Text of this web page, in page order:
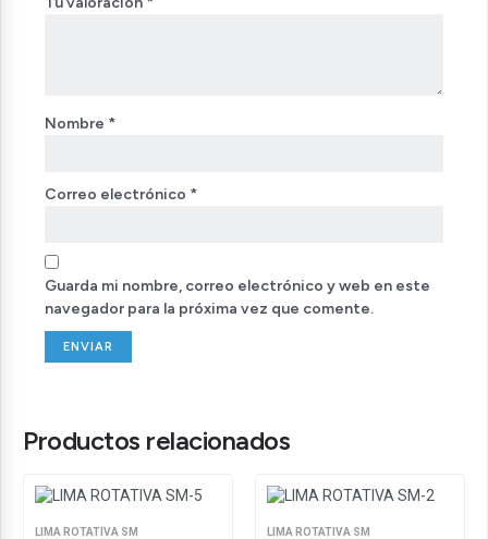
Nombre *
Correo electrónico *
Guarda mi nombre, correo electrónico y web en este
navegador para la próxima vez que comente.
Productos relacionados
LIMA ROTATIVA SM LIMA ROTATIVA SM